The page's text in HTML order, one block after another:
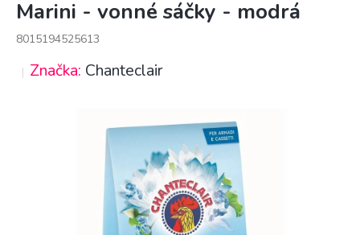
Marini - vonné sáčky - modrá
8015194525613
Značka: Chanteclair